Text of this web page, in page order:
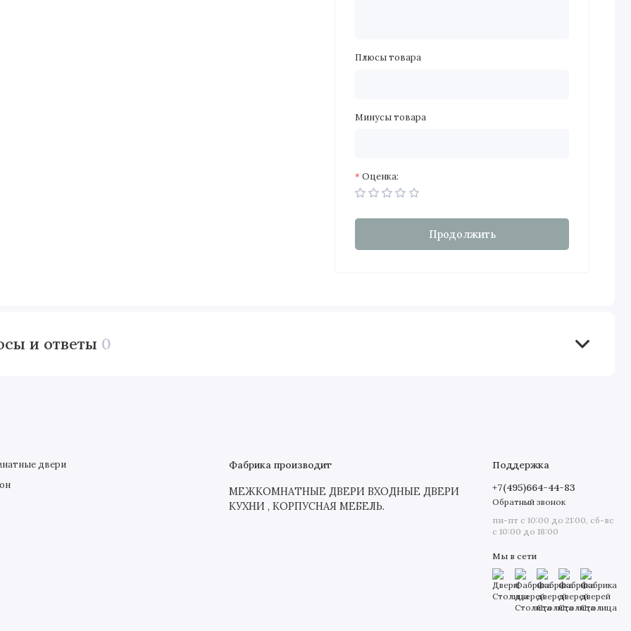
Плюсы товара
Минусы товара
Оценка:
Продолжить
и ответы 0
двери
Фабрика производит
МЕЖКОМНАТНЫЕ ДВЕРИ ВХОДНЫЕ ДВЕРИ
КУХНИ , КОРПУСНАЯ МЕБЕЛЬ.
Поддержка
+7(495)664-44-83
Обратный звонок
пн-пт с 10:00 до 21:00, сб-вс
с 10:00 до 18:00
Мы в сети